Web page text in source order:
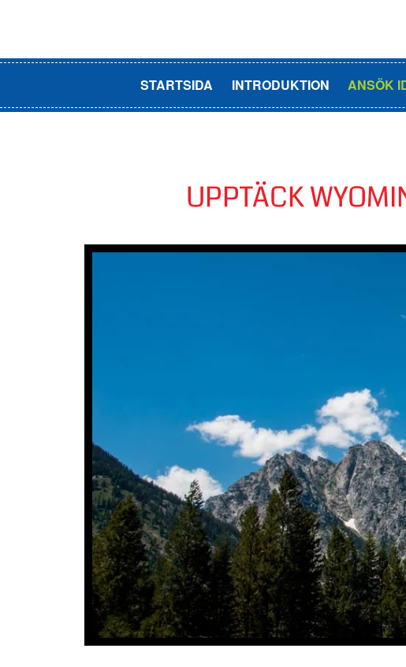
STARTSIDA INTRODUKTION ANSÖK
UPPTÄCK